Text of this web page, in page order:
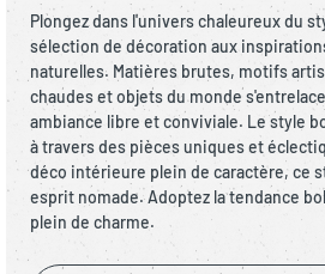
Plongez dans l'univers chaleureux du
sélection de décoration aux
naturelles. Matières brutes, motifs
chaudes et objets du monde
ambiance libre et conviviale. Le style
à travers des pièces uniques et
déco intérieure plein de caractère, ce
esprit nomade. Adoptez la tendance
plein de charme.